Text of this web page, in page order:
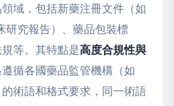
領域，包括新藥注冊文件（如
研究報告）、藥品包裝標
等。其特點是高度合規性與
循各國藥品監管機構（如
術語和格式要求，同一術語